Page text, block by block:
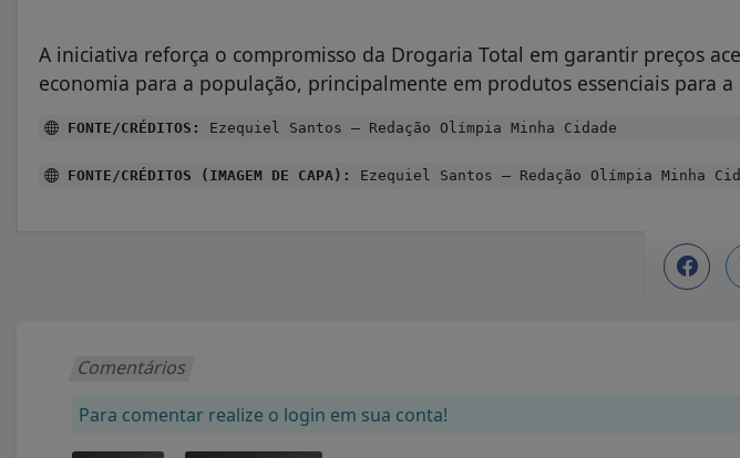
A iniciativa reforça o compromisso da Drogaria Total em garantir preços
economia para a população, principalmente em produtos essenciais para a
FONTE/CRÉDITOS: Ezequiel Santos – Redação Olímpia Minha Cidade
FONTE/CRÉDITOS (IMAGEM DE CAPA): Ezequiel Santos – Redação Olímpia Minha
Comentários
Para comentar realize o login em sua conta!